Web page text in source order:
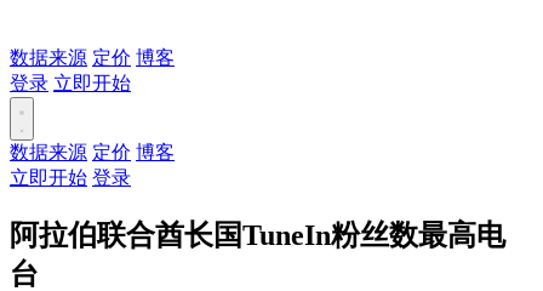
数据来源 定价 博客
登录 立即开始
数据来源 定价 博客
立即开始 登录
阿拉伯联合酋长国TuneIn粉丝数最高电
台